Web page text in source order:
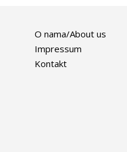
O nama/About us
Impressum
Kontakt